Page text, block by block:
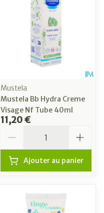
Mustela
Mustela Bb Hydra Creme
Visage Nf Tube 40ml
11,20 €
Ajouter au panier